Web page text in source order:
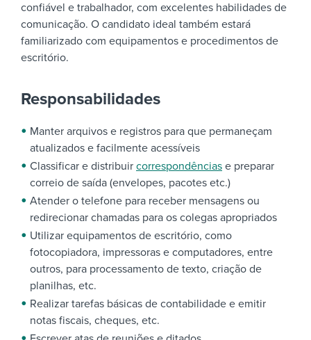
confiável e trabalhador, com excelentes habilidades de
comunicação. O candidato ideal também estará
familiarizado com equipamentos e procedimentos de
escritório.
Responsabilidades
Manter arquivos e registros para que permaneçam
atualizados e facilmente acessíveis
Classificar e distribuir correspondências e preparar
correio de saída (envelopes, pacotes etc.)
Atender o telefone para receber mensagens ou
redirecionar chamadas para os colegas apropriados
Utilizar equipamentos de escritório, como
fotocopiadora, impressoras e computadores, entre
outros, para processamento de texto, criação de
planilhas, etc.
Realizar tarefas básicas de contabilidade e emitir
notas fiscais, cheques, etc.